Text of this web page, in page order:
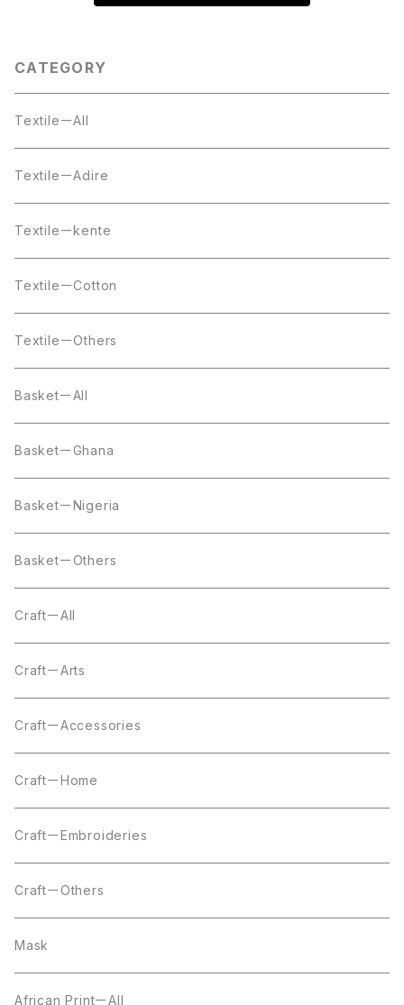
CATEGORY
TextileーAll
TextileーAdire
Textileーkente
TextileーCotton
TextileーOthers
BasketーAll
BasketーGhana
BasketーNigeria
BasketーOthers
CraftーAll
CraftーArts
CraftーAccessories
CraftーHome
CraftーEmbroideries
CraftーOthers
Mask
African PrintーAll